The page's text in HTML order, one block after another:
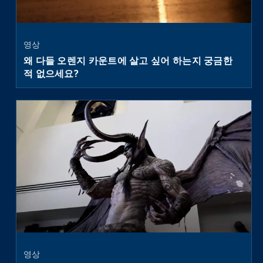
영상
왜 다들 오렌지 카운트에 살고 싶어 하는지 궁금한
적 없으세요?
영상